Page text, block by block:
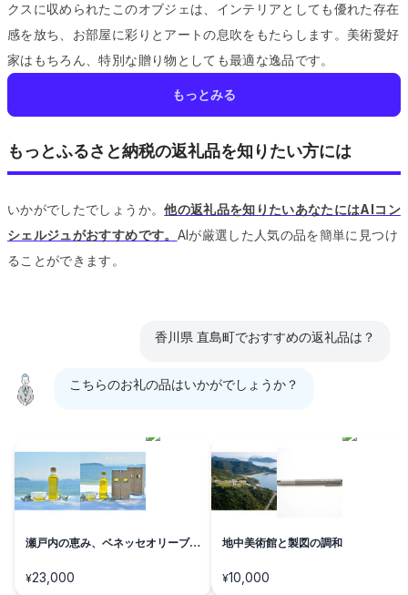
クスに収められたこのオブジェは、インテリアとしても優れた存在
感を放ち、お部屋に彩りとアートの息吹をもたらします。 美術愛好
家はもちろん、特別な贈り物としても最適な逸品です。
もっとみる
もっとふるさと納税の返礼品を知りたい方には
いかがでしたでしょうか。他の返礼品を知りたいあなたにはAIコン
シェルジュがおすすめです。 AIが厳選した人気の品を簡単に見つけ
ることができます。
香川県 直島町でおすすめの返礼品は？
こちらのお礼の品はいかがでしょうか？
瀬戸内の恵み、ベネッセオリーブオ
¥23,000
地中美術館と製図の調和
¥10,000